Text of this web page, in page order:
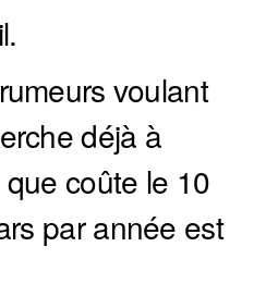
voulant
déjà à
coûte le 10
par année est